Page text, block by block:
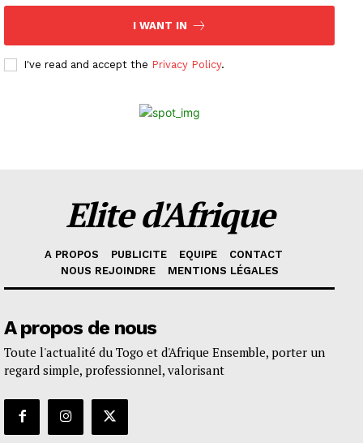
I WANT IN
I've read and accept the Privacy Policy.
Elite d'Afrique
A PROPOS PUBLICITE EQUIPE
CONTACT
NOUS REJOINDRE
MENTIONS LÉGALES
A propos de nous
Toute l'actualité du Togo et d'Afrique Ensemble, porter un
regard simple, professionnel, valorisant